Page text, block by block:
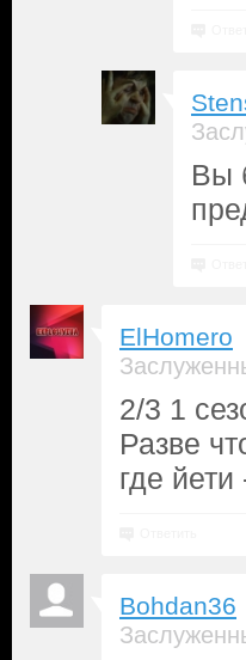
Вы
ElHomero
2/3 1
Разве
где
Bohdan36